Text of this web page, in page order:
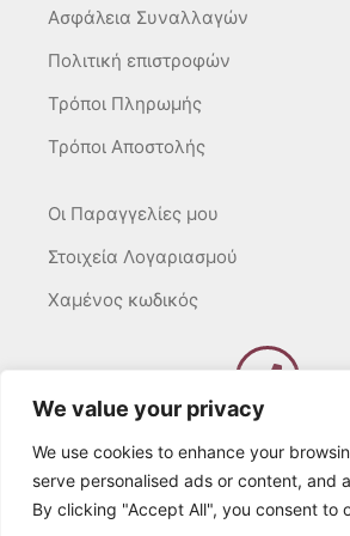
We value your privacy
We use cookies to enhance your
serve personalised ads or content, and
By clicking "Accept All", you consent to
Ασφάλεια Συναλλαγών
Πολιτική επιστροφών
Τρόποι Πληρωμής
Τρόποι Αποστολής
Οι Παραγγελίες μου
Στοιχεία Λογαριασμού
Χαμένος κωδικός
Καλέστε μας
Δευτ – Τετ. – Σαβ. : 10:00
Τρίτ. – Πέμπτ. – Παρ. :